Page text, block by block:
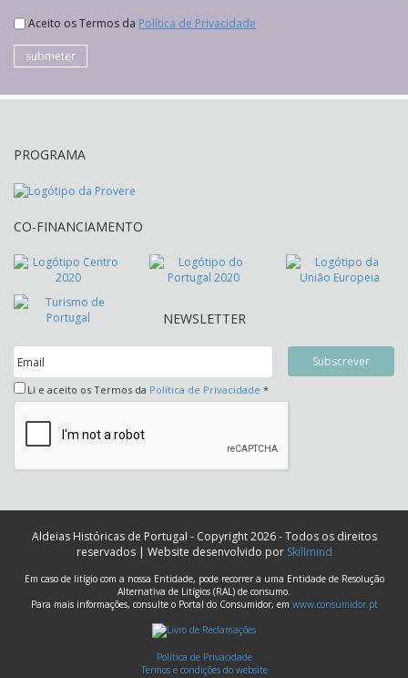
Aceito os Termos da Política de Privacidade
submeter
PROGRAMA
CO-FINANCIAMENTO
NEWSLETTER
Li e aceito os Termos da Política de Privacidade *
Aldeias Históricas de Portugal - Copyright 2026 - Todos os direitos
reservados | Website desenvolvido por Skillmind
Em caso de litígio com a nossa Entidade, pode recorrer a uma Entidade de Resolução
Alternativa de Litígios (RAL) de consumo.
Para mais informações, consulte o Portal do Consumidor, em www.consumidor.pt
Política de Privacidade
Termos e condições do website